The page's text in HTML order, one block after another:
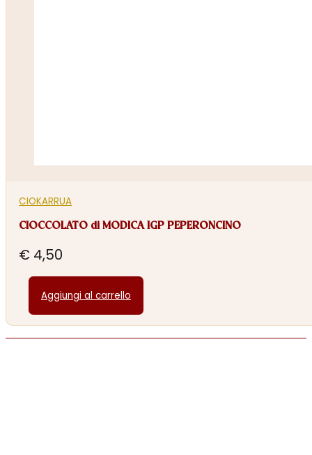
CIOKARRUA
CIOCCOLATO di MODICA IGP PEPERONCINO
€ 4,50
Aggiungi al carrello